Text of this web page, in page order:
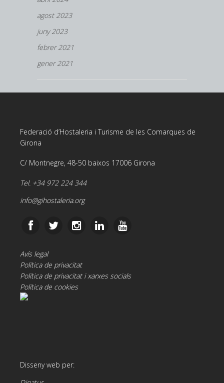
agost 2023
juny 2023
febrer 2021
gener 2021
Federació d’Hostaleria i Turisme de les Comarques de
Girona
C/ Montnegre, 48-50 baixos 17006 Girona
Tel. +34 972 224 344
info@gihostaleria.org
Avís legal
Política de privacitat
Política de privacitat i xarxes socials
Política de cookies
Disseny web per: